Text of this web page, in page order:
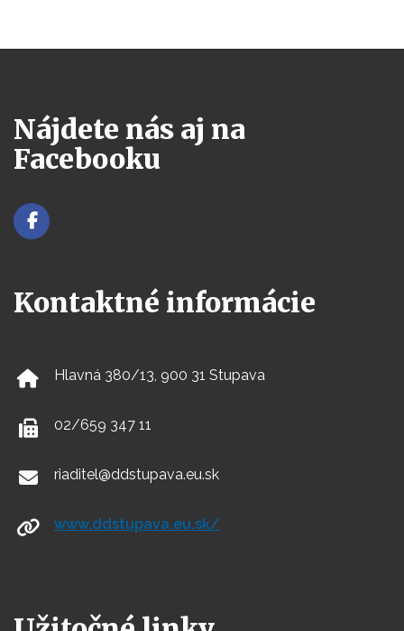
Nájdete nás aj na
Facebooku
Kontaktné informácie
Hlavná 380/13, 900 31 Stupava
02/659 347 11
riaditel@ddstupava.eu.sk
www.ddstupava.eu.sk/